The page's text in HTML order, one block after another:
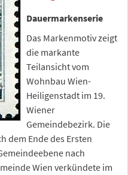
Dauermarkenserie
Das Markenmotiv zeigt
die markante
Teilansicht vom
Wohnbau Wien-
Heiligenstadt im 19.
Wiener
Gemeindebezirk. Die
dem Ende des Ersten
nach
Wien verkündete im